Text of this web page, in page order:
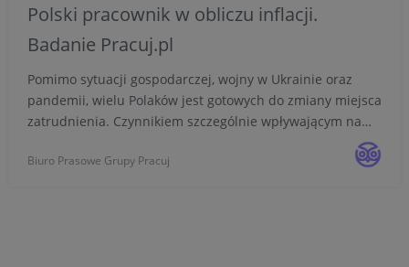
Polski pracownik w obliczu inflacji.
Badanie Pracuj.pl
Pomimo sytuacji gospodarczej, wojny w Ukrainie oraz
pandemii, wielu Polaków jest gotowych do zmiany miejsca
zatrudnienia. Czynnikiem szczególnie wpływającym na
kredytowe Polaków, strukturę ich wydatków,
Biuro Prasowe Grupy Pracuj